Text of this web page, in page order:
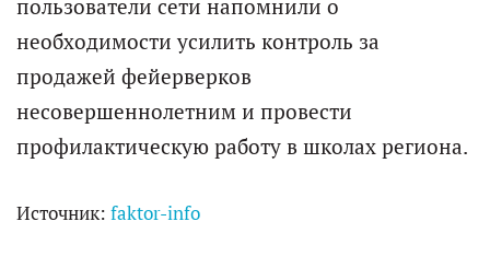
пользователи сети напомнили о
необходимости усилить контроль за
продажей фейерверков
несовершеннолетним и провести
профилактическую работу в школах региона.
Источник: faktor-info